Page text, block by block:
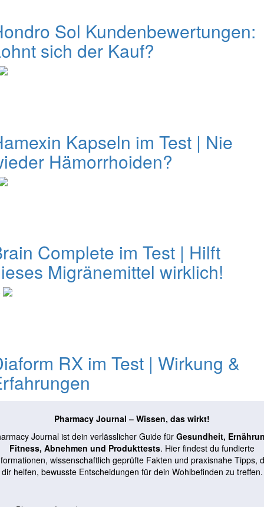
Sol Kundenbewertungen:
sich der Kauf?
Kapseln im Test | Nie
Hämorrhoiden?
Complete im Test | Hilft
Migränemittel wirklich!
RX im Test | Wirkung &
Pharmacy Journal – Wissen, das wirkt!
Journal ist dein verlässlicher Guide für Gesundheit,
Fitness, Abnehmen und Produkttests. Hier findest du fundierte
wissenschaftlich geprüfte Fakten und praxisnahe Tipps,
dir helfen, bewusste Entscheidungen für dein Wohlbefinden zu treffen.